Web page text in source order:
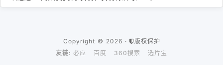
Copyright © 2026 ·
版权保护
友链: 必应 百度 360搜索 选片宝